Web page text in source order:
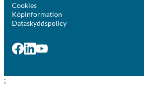
Cookies
Köpinformation
Dataskyddspolicy
;